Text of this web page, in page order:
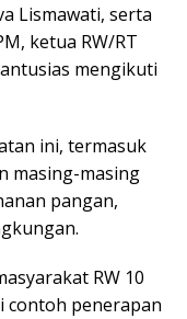
Lismawati, serta
ketua RW/RT
mengikuti
ini, termasuk
masing-masing
pangan,
RW 10
contoh penerapan